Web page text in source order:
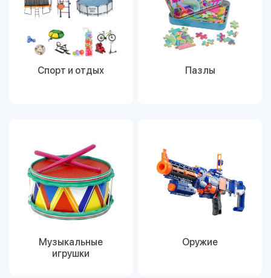
Спорт и отдых Пазлы
Музыкальные
игрушки
Оружие